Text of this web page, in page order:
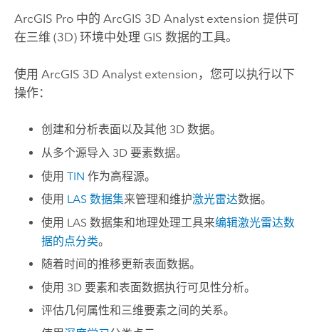
ArcGIS Pro中的 ArcGIS 3D Analyst extension 提供可
在三维 (3D) 环境中处理 GIS 数据的工具。
使用 ArcGIS 3D Analyst extension ，您可以执行以下
操作：
创建和分析表面以及其他 3D 数据。
从多个源导入 3D 要素数据。
使用TIN 作为高程源。
使用 LAS 数据集来管理和维护激光雷达数据。
使用 LAS 数据集和地理处理工具来编辑激光雷达数
据的点分类。
随着时间的推移更新表面数据。
使用 3D 要素和表面数据执行可见性分析。
评估几何属性和三维要素之间的关系。